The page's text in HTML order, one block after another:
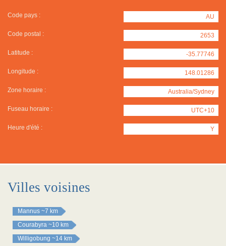
Code pays : AU
Code postal : 2653
Latitude : -35.77746
Longitude : 148.01286
Zone horaire : Australia/Sydney
Fuseau horaire : UTC+10
Heure d'été : Y
Villes voisines
Mannus ~7 km
Courabyra ~10 km
Willigobung ~14 km